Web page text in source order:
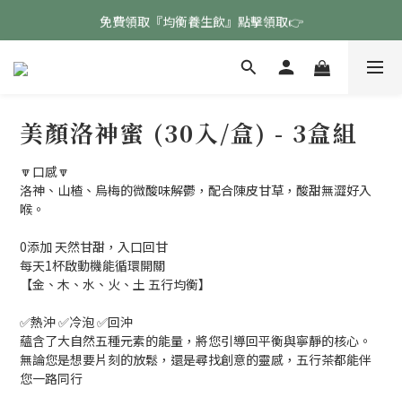
免費領取『均衡養生飲』點擊領取👉
免費領取『均衡養生飲』點擊領取👉
註冊會員專屬好康🧧
美顏洛神蜜 (30入/盒) - 3盒組
🔽口感🔽
洛神、山楂、烏梅的微酸味解鬱，配合陳皮甘草，酸甜無澀好入
喉。
0添加 天然甘甜，入口回甘
每天1杯啟動機能循環開關
【金、木、水、火、土 五行均衡】
✅熱沖 ✅冷泡 ✅回沖
蘊含了大自然五種元素的能量，將您引導回平衡與寧靜的核心。
無論您是想要片刻的放鬆，還是尋找創意的靈感，五行茶都能伴
您一路同行